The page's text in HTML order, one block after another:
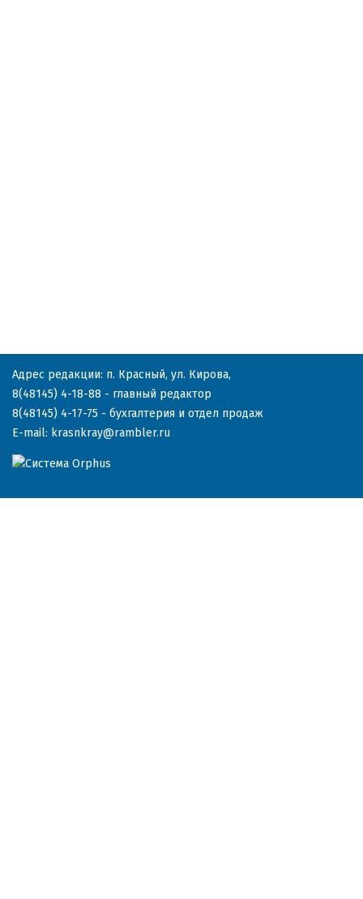
Адрес редакции: п. Красный, ул. Кирова,
8(48145) 4-18-88 - главный редактор
8(48145) 4-17-75 - бухгалтерия и отдел продаж
E-mail: krasnkray@rambler.ru